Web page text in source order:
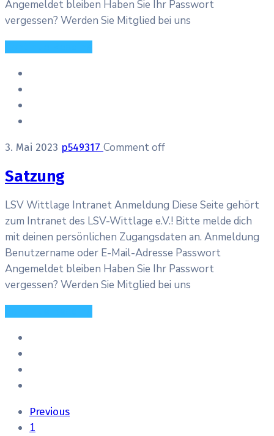
Angemeldet bleiben Haben Sie Ihr Passwort
vergessen? Werden Sie Mitglied bei uns
3. Mai 2023 p549317 Comment off
Satzung
LSV Wittlage Intranet Anmeldung Diese Seite gehört
zum Intranet des LSV-Wittlage e.V.! Bitte melde dich
mit deinen persönlichen Zugangsdaten an. Anmeldung
Benutzername oder E-Mail-Adresse Passwort
Angemeldet bleiben Haben Sie Ihr Passwort
vergessen? Werden Sie Mitglied bei uns
Previous
1